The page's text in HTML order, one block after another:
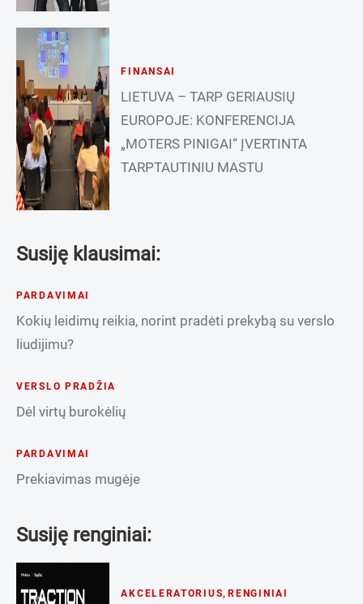
FINANSAI
LIETUVA – TARP GERIAUSIŲ
EUROPOJE: KONFERENCIJA
„MOTERS PINIGAI“ ĮVERTINTA
TARPTAUTINIU MASTU
Susiję klausimai:
PARDAVIMAI
Kokių leidimų reikia, norint pradėti prekybą su verslo
liudijimu?
VERSLO PRADŽIA
Dėl virtų burokėlių
PARDAVIMAI
Prekiavimas mugėje
Susiję renginiai:
AKCELERATORIUS, RENGINIAI